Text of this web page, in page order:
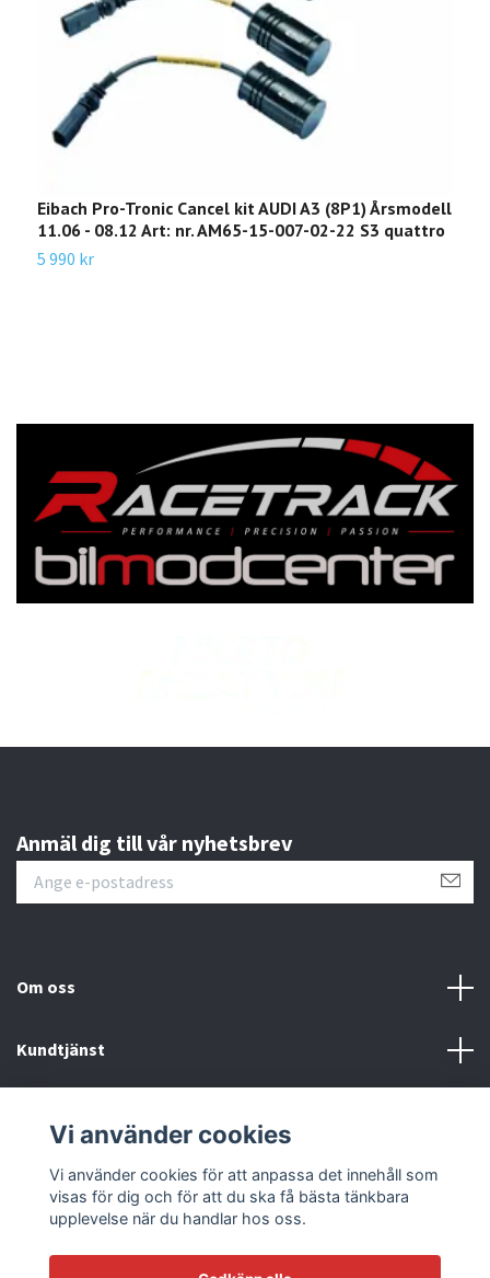
Eibach Pro-Tronic Cancel kit AUDI A3 (8P1) Årsmodell
11.06 - 08.12 Art: nr. AM65-15-007-02-22 S3 quattro
5 990 kr
Anmäl dig till vår nyhetsbrev
Om oss
Kundtjänst
Sociala medier
Vi använder cookies
Vi använder cookies för att anpassa det innehåll som
visas för dig och för att du ska få bästa tänkbara
upplevelse när du handlar hos oss.